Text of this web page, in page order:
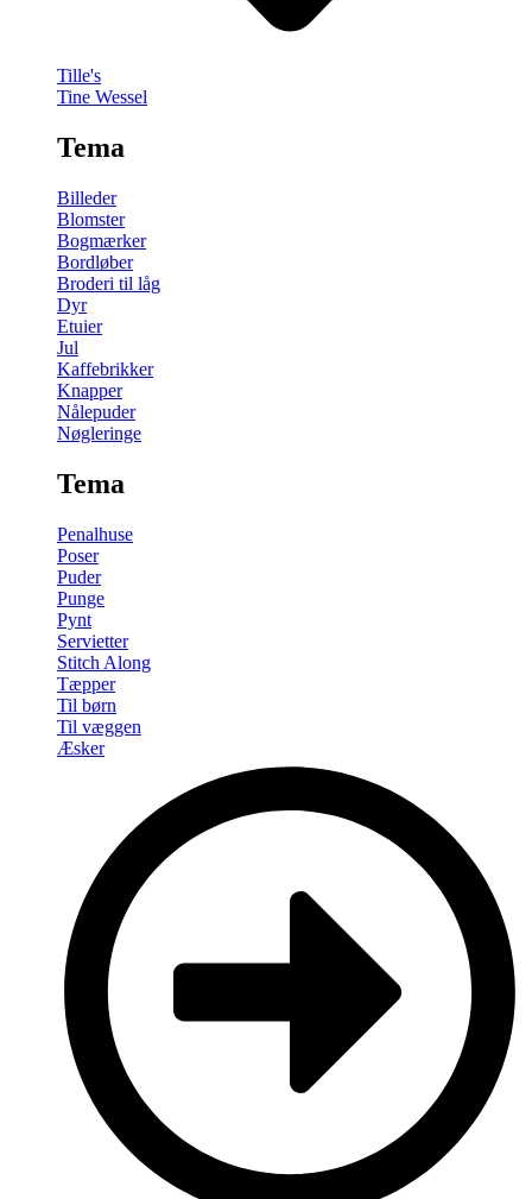
Tille's
Tine Wessel
Tema
Billeder
Blomster
Bogmærker
Bordløber
Broderi til låg
Dyr
Etuier
Jul
Kaffebrikker
Knapper
Nålepuder
Nøgleringe
Tema
Penalhuse
Poser
Puder
Punge
Pynt
Servietter
Stitch Along
Tæpper
Til børn
Til væggen
Æsker